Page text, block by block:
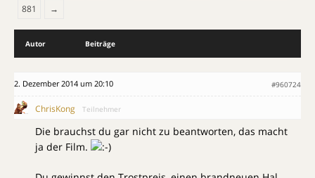
881
→
Autor Beiträge
2. Dezember 2014 um 20:10 #960724
ChrisKong Teilnehmer
Die brauchst du gar nicht zu beantworten, das macht
ja der Film.